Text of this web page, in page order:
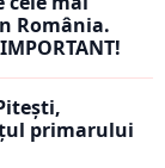
România.
primarului